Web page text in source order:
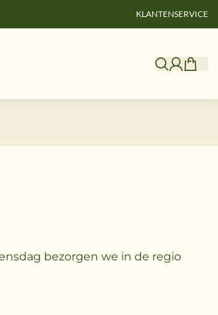
KLANTENSERVICE
bezorgen we in de regio